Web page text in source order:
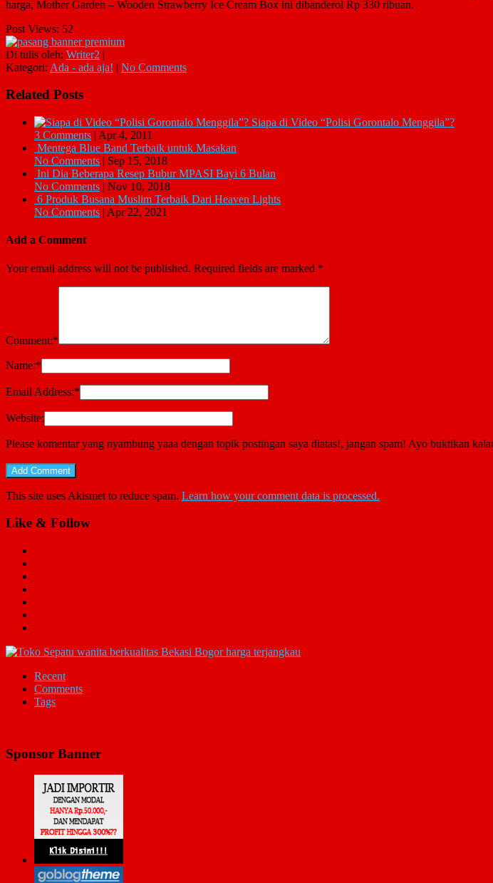
harga, Mother Garden – Wooden Strawberry Ice Cream Box ini dibanderol Rp 330 ribuan.
Post Views: 52
Di tulis oleh: Writer2 |
Kategori: Ada - ada aja! | No Comments
Related Posts
Siapa di Video “Polisi Gorontalo Menggila”?
3 Comments | Apr 4, 2011
Mentega Blue Band Terbaik untuk Masakan
No Comments | Sep 15, 2018
Ini Dia Beberapa Resep Bubur MPASI Bayi 6 Bulan
No Comments | Nov 10, 2018
6 Produk Busana Muslim Terbaik Dari Heaven Lights
No Comments | Apr 22, 2021
Add a Comment
Your email address will not be published. Required fields are marked *
Comment:*
Name:*
Email Address:*
Website:
Please komentar yang nyambung yaaa dengan topik postingan saya diatas!, jangan spam! Ayo buktikan
This site uses Akismet to reduce spam. Learn how your comment data is processed.
Like & Follow
Recent
Comments
Tags
Sponsor Banner